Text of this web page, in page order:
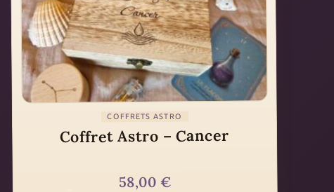
COFFRETS ASTRO
Coffret Astro – Cancer
58,00 €